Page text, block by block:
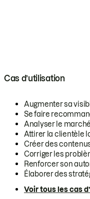
Cas d’utilisation
Augmenter sa
Se faire
Analyser le marché
Attirer la clientèle
Créer des
Corriger les
Renforcer son
Élaborer des
Voir tous les cas